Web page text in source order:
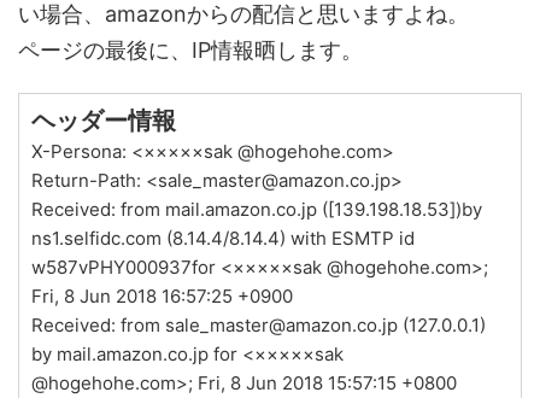
い場合、amazonからの配信と思いますよね。
ページの最後に、IP情報晒します。
ヘッダー情報
X-Persona: <×××××sak @hogehohe.com>
Return-Path: <sale_master@amazon.co.jp>
Received: from mail.amazon.co.jp ([139.198.18.53])by
ns1.selfidc.com (8.14.4/8.14.4) with ESMTP id
w587vPHY000937for <×××××sak @hogehohe.com>;
Fri, 8 Jun 2018 16:57:25 +0900
Received: from sale_master@amazon.co.jp (127.0.0.1)
by mail.amazon.co.jp for <×××××sak
@hogehohe.com>; Fri, 8 Jun 2018 15:57:15 +0800